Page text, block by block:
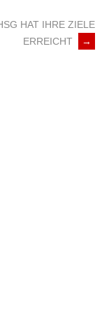
HAT IHRE ZIELE
ERREICHT
→